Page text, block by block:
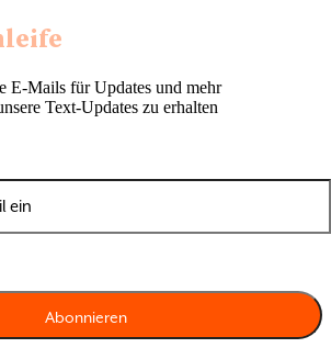
E-Mails für Updates und mehr
Text-Updates zu erhalten